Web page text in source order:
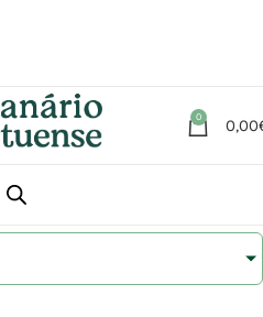
0 0,00